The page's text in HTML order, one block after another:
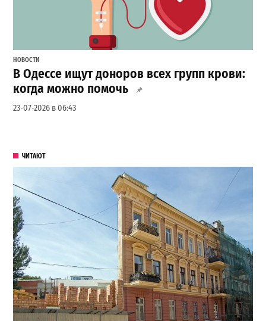
НОВОСТИ
В Одессе ищут доноров всех групп крови:
когда можно помочь
23-07-2026 в 06:43
ЧИТАЮТ